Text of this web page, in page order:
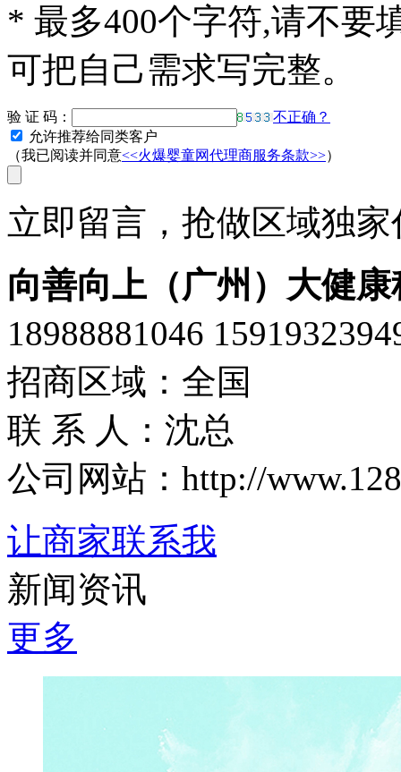
* 最多400个字符,请不要
可把自己需求写完整。
验 证 码：
不正确？
允许推荐给同类客户
（我已阅读并同意<<火爆婴童网代理商服务条款>>）
立即留言，抢做区域独
向善向上（广州）大健
18988881046
招商区域：全国
联 系 人：沈总
公司网站：http://
让商家联系我
新闻资讯
更多